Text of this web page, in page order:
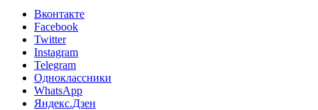
Вконтакте
Facebook
Twitter
Instagram
Telegram
Одноклассники
WhatsApp
Яндекс.Дзен